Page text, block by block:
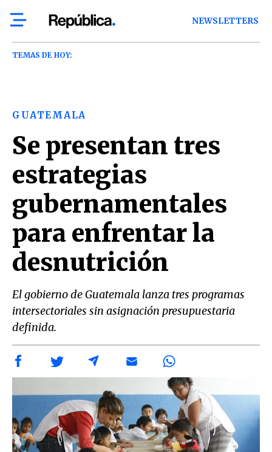
NEWSLETTERS
TEMAS DE HOY:
GUATEMALA
Se presentan tres
estrategias
gubernamentales
para enfrentar la
desnutrición
El gobierno de Guatemala lanza tres programas
intersectoriales sin asignación presupuestaria
definida.